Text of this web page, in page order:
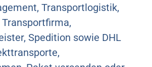
Transportlogistik,
Spedition sowie DHL